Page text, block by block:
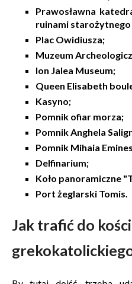
Prawosławna
ruinami starożytnego
Plac Owidiusza;
Muzeum
Ion Jalea Museum;
Queen Elisabeth
Kasyno;
Pomnik ofiar morza;
Pomnik Anghela
Pomnik Mihaia
Delfinarium;
Koło panoramiczne
Port żeglarski Tomis.
Jak trafić do